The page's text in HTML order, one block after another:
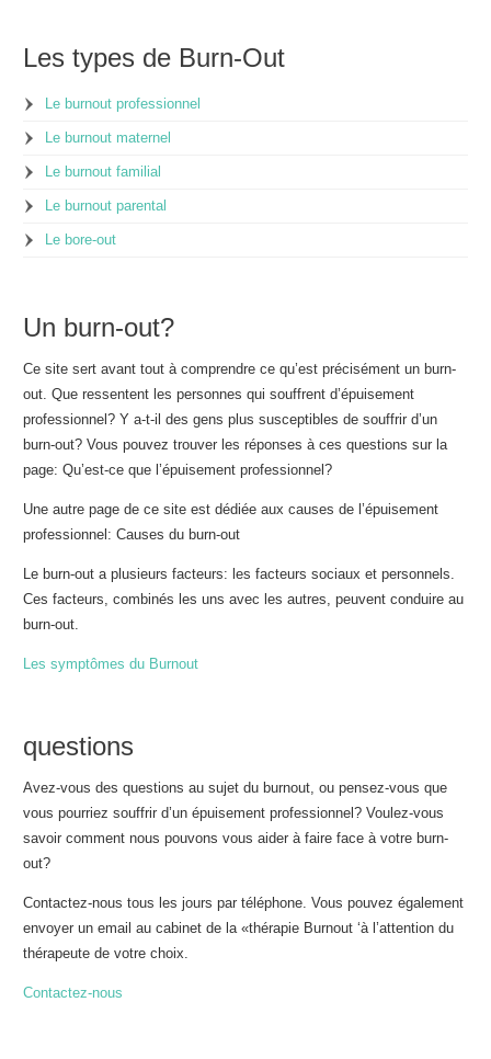
Les types de Burn-Out
Le burnout professionnel
Le burnout maternel
Le burnout familial
Le burnout parental
Le bore-out
Un burn-out?
Ce site sert avant tout à comprendre ce qu’est précisément un burn-
out. Que ressentent les personnes qui souffrent d’épuisement
professionnel? Y a-t-il des gens plus susceptibles de souffrir d’un
burn-out? Vous pouvez trouver les réponses à ces questions sur la
page: Qu’est-ce que l’épuisement professionnel?
Une autre page de ce site est dédiée aux causes de l’épuisement
professionnel: Causes du burn-out
Le burn-out a plusieurs facteurs: les facteurs sociaux et personnels.
Ces facteurs, combinés les uns avec les autres, peuvent conduire au
burn-out.
Les symptômes du Burnout
questions
Avez-vous des questions au sujet du burnout, ou pensez-vous que
vous pourriez souffrir d’un épuisement professionnel? Voulez-vous
savoir comment nous pouvons vous aider à faire face à votre burn-
out?
Contactez-nous tous les jours par téléphone. Vous pouvez également
envoyer un email au cabinet de la «thérapie Burnout ‘à l’attention du
thérapeute de votre choix.
Contactez-nous